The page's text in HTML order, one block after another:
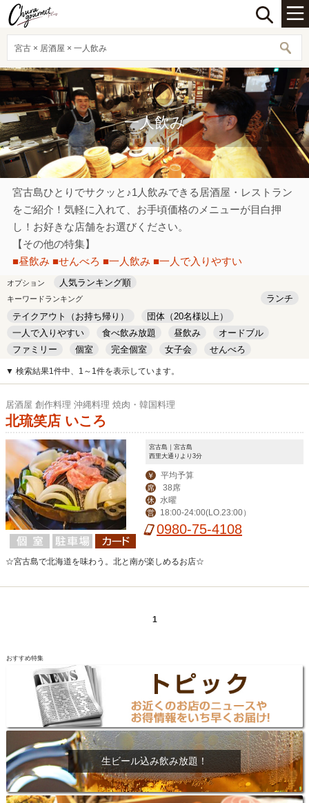
宮古 × 居酒屋 × 一人飲み
一人飲み
宮古島ひとりでサクッと♪1人飲みできる居酒屋・レストラン
をご紹介！気軽に入れて、お手頃価格のメニューが目白押
し！お好きな店舗をお選びください。
【その他の特集】
■昼飲み ■せんべろ ■一人飲み ■一人で入りやすい
オプション 人気ランキング順
キーワードランキング
ランチ
テイクアウト（お持ち帰り）
団体（20名様以上）
一人で入りやすい
食べ飲み放題 昼飲み
オードブル
ファミリー
個室 完全個室 女子会
せんべろ
キッズルーム
安い デート
▼ 検索結果1件中、1～1件を表示しています。
居酒屋 創作料理 沖縄料理 焼肉・韓国料理
北琉笑店 いころ
宮古島｜宮古島
西里大通りより3分
￥ 平均予算
席 38席
休 水曜
営 18:00-24:00(LO.23:00）
0980-75-4108
☆宮古島で北海道を味わう。北と南が楽しめるお店☆
1
おすすめ特集
生ビール込み飲み放題！